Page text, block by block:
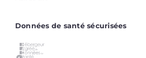
Données de santé sécurisées